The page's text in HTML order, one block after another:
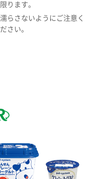
限ります。
濡らさないようにご注意く
ださい。